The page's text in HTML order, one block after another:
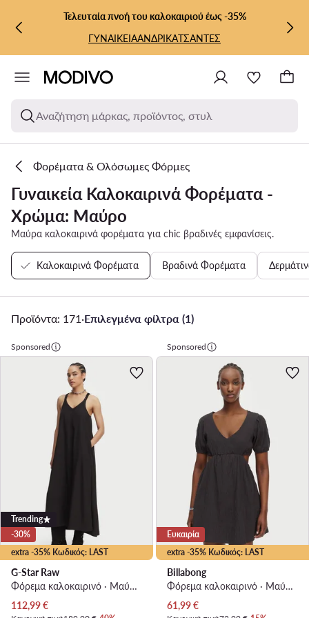
ΜΕΤΆΒΑΣΗ ΣΤΟ ΚΎΡΙΟ ΠΕΡΙΕΧΌΜΕΝΟ
ΜΕΤΆΒΑΣΗ ΣΤΗΝ ΑΝΑΖΉΤΗΣΗ
Επιλογή προϊόντων σε εξαιρετικές τιμές!
ΓΥΝΑΙΚΕΙΑΑΝΔΡΙΚΑ
Αναζήτηση μάρκας, προϊόντος, στυλ
Φορέματα & Ολόσωμες Φόρμες
Γυναικεία Καλοκαιρινά Φορέματα -
Χρώμα: Μαύρο
Μαύρα καλοκαιρινά φορέματα για chic βραδινές εμφανίσεις.
Καλοκαιρινά Φορέματα Βραδινά Φορέματα
Προϊόντα: 171 ·Επιλεγμένα φίλτρα (1)
Sponsored
extra -35% Κωδικός: LAST
Trending
-30%
G-Star Raw
Φόρεμα καλοκαιρινό · Μαύρο · Maxi
Τρέχουσα τιμή
112,99€
Sponsored
extra -35% Κωδικός: LAST
Ευκαιρία
Billabong
Φόρεμα καλοκαιρινό · Μαύρο · Mini
Τρέχουσα τιμή
61,99€